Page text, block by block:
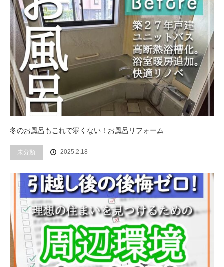
冬のお風呂もこれで寒くない！お風呂リフォーム
未分類 2025.2.18